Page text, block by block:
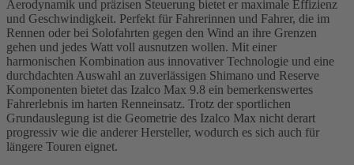
Aerodynamik und präzisen Steuerung bietet er maximale Effizienz
und Geschwindigkeit. Perfekt für Fahrerinnen und Fahrer, die im
Rennen oder bei Solofahrten gegen den Wind an ihre Grenzen
gehen und jedes Watt voll ausnutzen wollen. Mit einer
harmonischen Kombination aus innovativer Technologie und eine
durchdachten Auswahl an zuverlässigen Shimano und Reserve
Komponenten bietet das Izalco Max 9.8 ein bemerkenswertes
Fahrerlebnis im harten Renneinsatz. Trotz der sportlichen
Grundauslegung ist die Geometrie des Izalco Max nicht derart
progressiv wie die anderer Hersteller, wodurch es sich auch für
längere Touren eignet.